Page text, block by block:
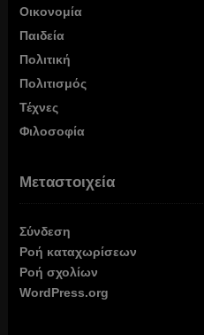
Οικονομία
Παιδεία
Πολιτική
Πολιτισμός
Τέχνες
Φιλοσοφία
Μεταστοιχεία
Σύνδεση
Ροή καταχωρίσεων
Ροή σχολίων
WordPress.org